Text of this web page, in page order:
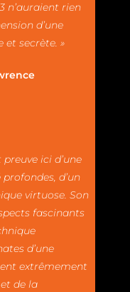
n’auraient rien
d’une
secrète. »
ici d’une
d’un
virtuose. Son
fascinants
d’une
extrêmement
de la